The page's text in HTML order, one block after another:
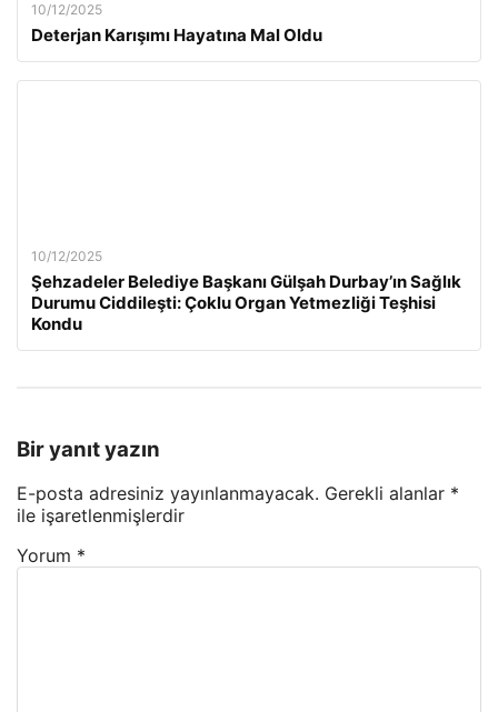
10/12/2025
Deterjan Karışımı Hayatına Mal Oldu
10/12/2025
Şehzadeler Belediye Başkanı Gülşah Durbay’ın Sağlık
Durumu Ciddileşti: Çoklu Organ Yetmezliği Teşhisi
Kondu
Bir yanıt yazın
E-posta adresiniz yayınlanmayacak. Gerekli alanlar *
ile işaretlenmişlerdir
Yorum *